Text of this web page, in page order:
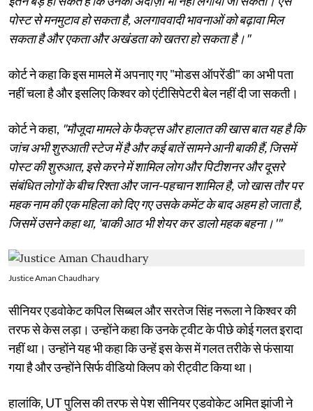
पोस्ट से मनमुटाव हो सकता है, अलगाववादी भावनाओं को बढ़ावा मिल
सकता है और एकता और अखंडता को खतरा हो सकता है।"
कोर्ट ने कहा कि इस मामले में अपनाए गए "मोडस ऑपरेंडी" का अभी पता
नहीं चला है और इसलिए किश्वर को एंटीसिपेटरी बेल नहीं दी जा सकती।
कोर्ट ने कहा, "मौजूदा मामले के फैक्ट्स और हालात की खास बात यह है कि
जांच अभी शुरुआती स्टेज में है और कई बातें सामने आनी बाकी हैं, जिसमें
पोस्ट की शुरुआत, इसे करने में शामिल लोग और पिटीशनर और दूसरे
संबंधित लोगों के बीच रिश्ता और जान-पहचान शामिल है, जो खास तौर पर
महक नाम की एक महिला को दिए गए उसके कमेंट के बाद अहम हो जाता है,
जिसमें उसने कहा था, 'बाकी आठ भी शेयर कर डालो महक बहना।'"
Justice Aman Chaudhary
सीनियर एडवोकेट कपिल सिब्बल और सरतेज सिंह नरूला ने किश्वर की
तरफ से केस लड़ा। उन्होंने कहा कि उनके ट्वीट के पीछे कोई गलत इरादा
नहीं था। उन्होंने यह भी कहा कि उन्हें इस केस में गलत तरीके से फंसाया
गया है और उन्होंने सिर्फ वीडियो क्लिप को रीट्वीट किया था।
हालांकि, UT पुलिस की तरफ से पेश सीनियर एडवोकेट अमित झांजी ने